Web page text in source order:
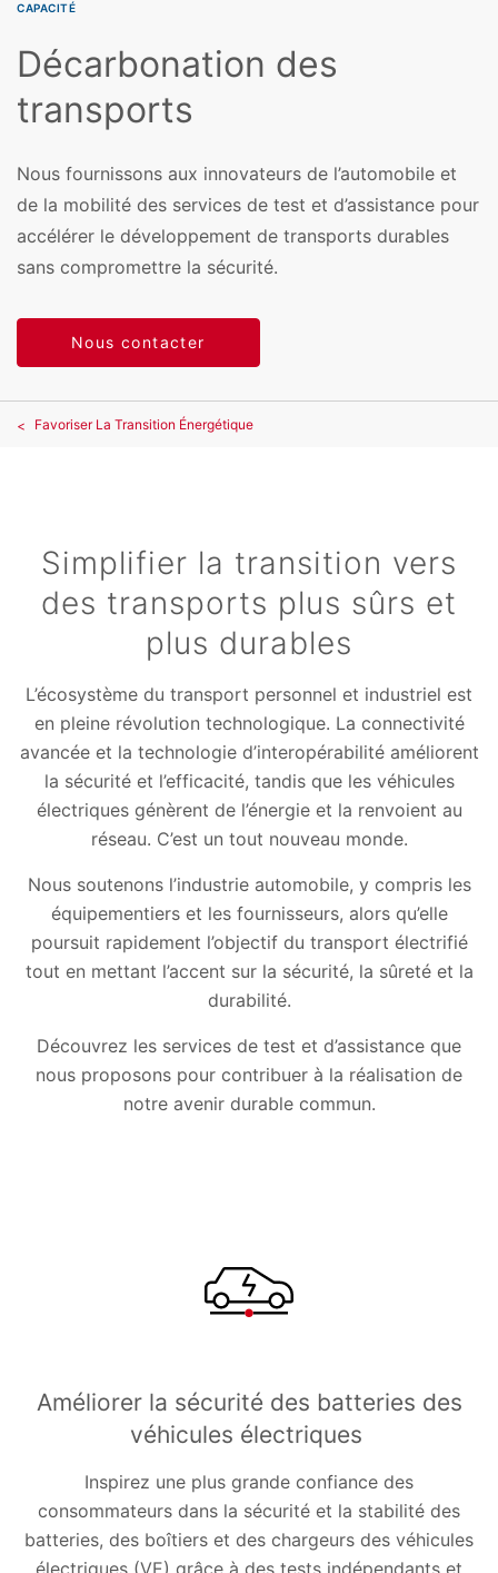
CAPACITÉ
Décarbonation des
transports
Nous fournissons aux innovateurs de l’automobile et
de la mobilité des services de test et d’assistance pour
accélérer le développement de transports durables
sans compromettre la sécurité.
Nous contacter
Favoriser La Transition Énergétique
Simplifier la transition vers
des transports plus sûrs et
plus durables
L’écosystème du transport personnel et industriel est
en pleine révolution technologique. La connectivité
avancée et la technologie d’interopérabilité améliorent
la sécurité et l’efficacité, tandis que les véhicules
électriques génèrent de l’énergie et la renvoient au
réseau. C’est un tout nouveau monde.
Nous soutenons l’industrie automobile, y compris les
équipementiers et les fournisseurs, alors qu’elle
poursuit rapidement l’objectif du transport électrifié
tout en mettant l’accent sur la sécurité, la sûreté et la
durabilité.
Découvrez les services de test et d’assistance que
nous proposons pour contribuer à la réalisation de
notre avenir durable commun.
Améliorer la sécurité des batteries des
véhicules électriques
Inspirez une plus grande confiance des
consommateurs dans la sécurité et la stabilité des
batteries, des boîtiers et des chargeurs des véhicules